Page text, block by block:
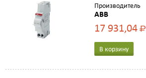
Производитель
ABB
17 931,04Р
В корзину